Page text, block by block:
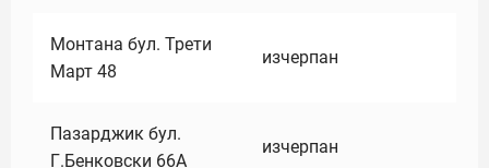
Монтана бул. Трети
Март 48
изчерпан
Пазарджик бул.
Г.Бенковски 66А
изчерпан